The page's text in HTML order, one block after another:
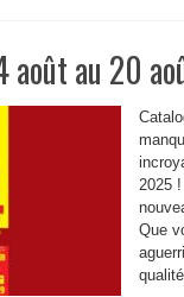
août au 20
2025
Que